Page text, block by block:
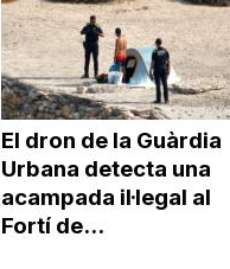
El dron de la Guàrdia
Urbana detecta una
acampada il·legal al
Fortí de...